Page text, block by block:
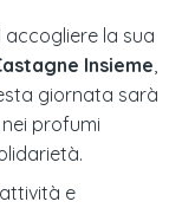
la sua
Insieme
giornata sarà
profumi
e